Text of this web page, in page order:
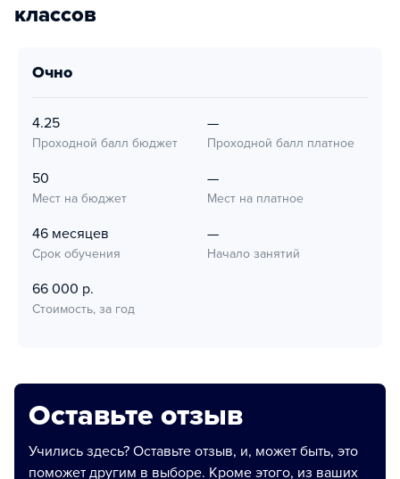
классов
очно
4.25
Проходной балл бюджет
—
Проходной балл платное
50
Мест на бюджет
—
Мест на платное
46 месяцев
Срок обучения
—
Начало занятий
66 000 р.
Стоимость, за год
Оставьте отзыв
Учились здесь? Оставьте отзыв, и, может быть, это
поможет другим в выборе. Кроме этого, из ваших